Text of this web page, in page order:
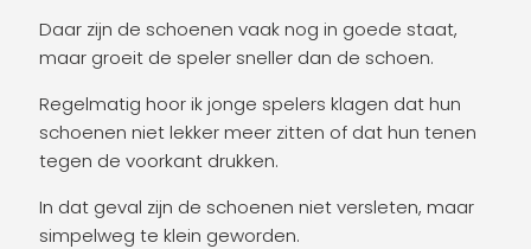
Daar zijn de schoenen vaak nog in goede staat,
maar groeit de speler sneller dan de schoen.
Regelmatig hoor ik jonge spelers klagen dat hun
schoenen niet lekker meer zitten of dat hun tenen
tegen de voorkant drukken.
In dat geval zijn de schoenen niet versleten, maar
simpelweg te klein geworden.